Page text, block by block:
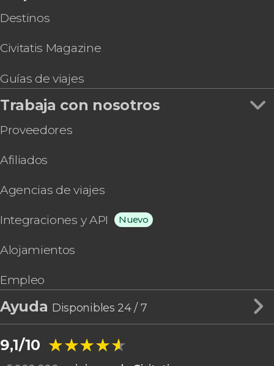
Destinos
Civitatis Magazine
Guías de viajes
Trabaja con nosotros
Proveedores
Afiliados
Agencias de viajes
Integraciones y API Nuevo
Alojamientos
Empleo
Ayuda Disponibles 24 / 7
9,1/10 ★★★★★
★★★★★